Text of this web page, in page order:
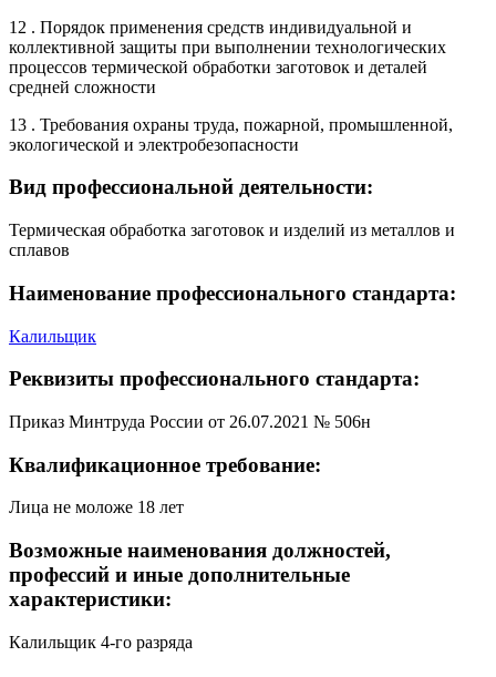
12 . Порядок применения средств индивидуальной и
коллективной защиты при выполнении технологических
процессов термической обработки заготовок и деталей
средней сложности
13 . Требования охраны труда, пожарной, промышленной,
экологической и электробезопасности
Вид профессиональной деятельности:
Термическая обработка заготовок и изделий из металлов и
сплавов
Наименование профессионального стандарта:
Калильщик
Реквизиты профессионального стандарта:
Приказ Минтруда России от 26.07.2021 № 506н
Квалификационное требование:
Лица не моложе 18 лет
Возможные наименования должностей,
профессий и иные дополнительные
характеристики:
Калильщик 4-го разряда